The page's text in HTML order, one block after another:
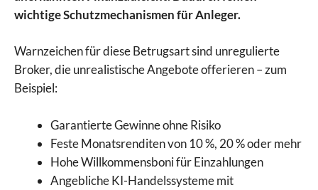
wichtige Schutzmechanismen für Anleger.
Warnzeichen für diese Betrugsart sind unregulierte
Broker, die unrealistische Angebote offerieren – zum
Beispiel:
Garantierte Gewinne ohne Risiko
Feste Monatsrenditen von 10 %, 20 % oder mehr
Hohe Willkommensboni für Einzahlungen
Angebliche KI-Handelssysteme mit